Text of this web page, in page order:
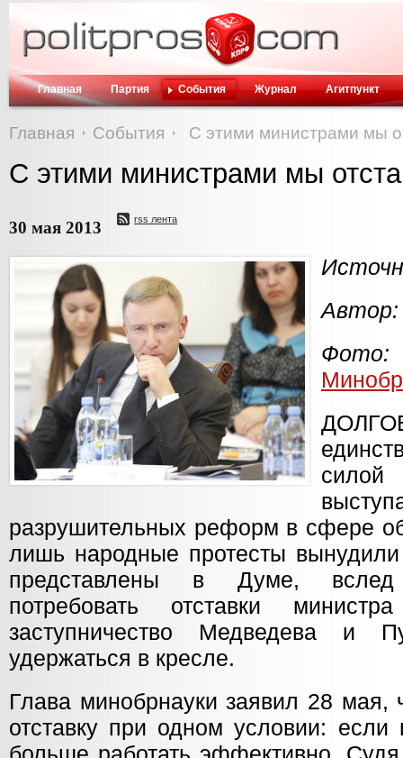
Главная Партия События Журнал Агитпункт
Главная События С этими министрами мы
С этими министрами мы
30 мая 2013 rss лента
Автор:
силой
разрушительных реформ в сфере
лишь народные протесты
представлены в Думе,
потребовать отставки
заступничество Медведева и
удержаться в кресле.
Глава минобрнауки заявил 28 мая,
отставку при одном условии: